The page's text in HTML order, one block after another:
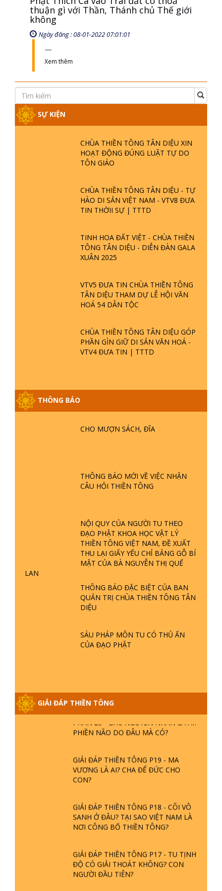
thuận gì với Thần, Thánh chủ Thế giới
không
Ngày đăng : 08-01-2022 07:01:01
Xem thêm
SỰ KIỆN
CHÙA THIỀN TÔNG TÂN DIỆU XIN
HOẠT ĐỘNG ĐÚNG LUẬT TỰ DO
TÔN GIÁO
CHÙA THIỀN TÔNG TÂN DIỆU - TỰ
HÀO DI SẢN VIỆT NAM - VTV8 ĐƯA
TIN THỜII SỰ | TTTD
TINH HOA ĐẤT VIỆT - CHÙA THIỀN
TÔNG TÂN DIỆU - DIỄN ĐÀN GALA
XUÂN 2025
VTV5 ĐƯA TIN CHÙA THIỀN TÔNG
TÂN DIỆU THAM DỰ LỄ HỘI VĂN
HOÁ 54 DÂN TỘC
CHÙA THIỀN TÔNG TÂN DIỆU GÓP
PHẦN GÌN GIỮ DI SẢN VĂN HOÁ -
VTV4 ĐƯA TIN | TTTD
THÔNG BÁO
CHO MƯỢN SÁCH, ĐĨA
THÔNG BÁO MỚI VỀ VIỆC NHẬN
CÂU HỎI THIỀN TÔNG
NỘI QUY CỦA NGƯỜI TU THEO
ĐẠO PHẬT KHOA HỌC VẬT LÝ
THIỀN TÔNG VIỆT NAM, ĐỀ XUẤT
THU LẠI GIẤY YẾU CHỈ BẢNG GỖ BÍ
MẬT CỦA BÀ NGUYỄN THỊ QUẾ
LAN
THÔNG BÁO ĐẶC BIỆT CỦA BAN
QUẢN TRỊ CHÙA THIỀN TÔNG TÂN
DIỆU
SÁU PHÁP MÔN TU CÓ THỦ ẤN
CỦA ĐẠO PHẬT
GIẢI ĐÁP THIỀN TÔNG
GIẢI ĐÁP ĐẶC BIỆT P25 - SUỐT 49
NĂM PHẬT KHÔNG NÓI? HỘI LONG
GIẢI ĐÁP ĐẶC BIỆT P24 - TÁNH PHẬT
ĐƯỢC HÌNH THÀNH NHƯ THẾ NÀO?
PHẬT GIỚI CÓ THỜI GIAN KHÔNG? |
GIẢI ĐÁP ĐẶC BIỆT P23 - THIÊN
ĐÀNG Ở ĐÂU? ĐỊA NGỤC Ở ĐÂU?
ĐỨC CHÚA TRỜI LÀ AI? QUỶ SA
TĂNG? | TTTD
GIẢI ĐÁP THIỀN TÔNG ĐẶC BIỆT P22
- LŨ LỤT - HỎA HOẠN | TTTD
GIẢI ĐÁP THIỀN TÔNG ĐẶC BIỆT P21
BƯỚC TRÊN HOA SEN ? | TTTD
GIẢI ĐÁP THIỀN TÔNG ĐẶC BIỆT
PHIỀN NÃO DO ĐÂU MÀ CÓ?
GIẢI ĐÁP THIỀN TÔNG P19 - MA
VƯƠNG LÀ AI? CHA ĐỂ ĐỨC CHO
CON?
GIẢI ĐÁP THIỀN TÔNG P18 - CÕI VÔ
SANH Ở ĐÂU? TẠI SAO VIỆT NAM LÀ
NƠI CÔNG BỐ THIỀN TÔNG?
GIẢI ĐÁP THIỀN TÔNG P17 - TU TỊNH
ĐỘ CÓ GIẢI THOÁT KHÔNG? CON
NGƯỜI ĐẦU TIÊN?